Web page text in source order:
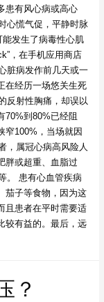
患有风心病或高心
心慌气促，平静时脉
发生了病毒性心肌
，在手机应用商店
脏病发作前几天或一
在经历一场悠关生死
反射性胸痛，却误以
70%到80%已经阻
窄100%，当场就因
，属冠心病高风险人
胖或超重、血脂过
。 患有心血管疾病
茄子等食物，因为这
且患者在平时需要适
较有益的。最后，远
？